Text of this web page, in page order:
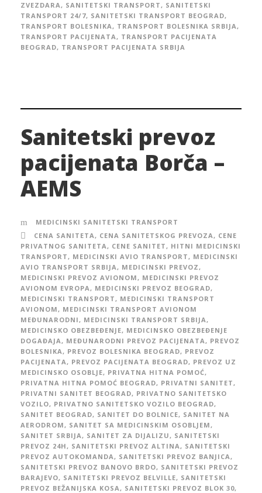
ZVEZDARA, SANITETSKI TRANSPORT, SANITETSKI
TRANSPORT 24/7, SANITETSKI TRANSPORT BEOGRAD,
TRANSPORT BOLESNIKA, TRANSPORT BOLESNIKA SRBIJA,
TRANSPORT PACIJENATA, TRANSPORT PACIJENATA
BEOGRAD, TRANSPORT PACIJENATA SRBIJA
Sanitetski prevoz
pacijenata Borča –
AEMS
MEDICINSKI SANITETSKI TRANSPORT
CENA SANITETA , CENA SANITETSKOG PREVOZA , CENE
PRIVATNOG SANITETA , CENE SANITET , HITNI MEDICINSKI
TRANSPORT , MEDICINSKI AVIO TRANSPORT , MEDICINSKI
AVIO TRANSPORT SRBIJA , MEDICINSKI PREVOZ ,
MEDICINSKI PREVOZ AVIONOM , MEDICINSKI PREVOZ
AVIONOM EVROPA , MEDICINSKI PREVOZ BEOGRAD,
MEDICINSKI TRANSPORT , MEDICINSKI TRANSPORT
AVIONOM , MEDICINSKI TRANSPORT AVIONOM
MEĐUNARODNI , MEDICINSKI TRANSPORT SRBIJA ,
MEDICINSKO OBEZBEĐENJE, MEDICINSKO OBEZBEĐENJE
DOGAĐAJA , MEĐUNARODNI PREVOZ PACIJENATA , PREVOZ
BOLESNIKA , PREVOZ BOLESNIKA BEOGRAD, PREVOZ
PACIJENATA , PREVOZ PACIJENATA BEOGRAD, PREVOZ UZ
MEDICINSKO OSOBLJE, PRIVATNA HITNA POMOĆ,
PRIVATNA HITNA POMOĆ BEOGRAD, PRIVATNI SANITET ,
PRIVATNI SANITET BEOGRAD, PRIVATNO SANITETSKO
VOZILO, PRIVATNO SANITETSKO VOZILO BEOGRAD,
SANITET BEOGRAD, SANITET DO BOLNICE, SANITET NA
AERODROM , SANITET SA MEDICINSKIM OSOBLJEM ,
SANITET SRBIJA , SANITET ZA DIJALIZU , SANITETSKI
PREVOZ 24H , SANITETSKI PREVOZ ALTINA , SANITETSKI
PREVOZ AUTOKOMANDA , SANITETSKI PREVOZ BANJICA ,
SANITETSKI PREVOZ BANOVO BRDO, SANITETSKI PREVOZ
BARAJEVO, SANITETSKI PREVOZ BELVILLE, SANITETSKI
PREVOZ BEŽANIJSKA KOSA , SANITETSKI PREVOZ BLOK 30,